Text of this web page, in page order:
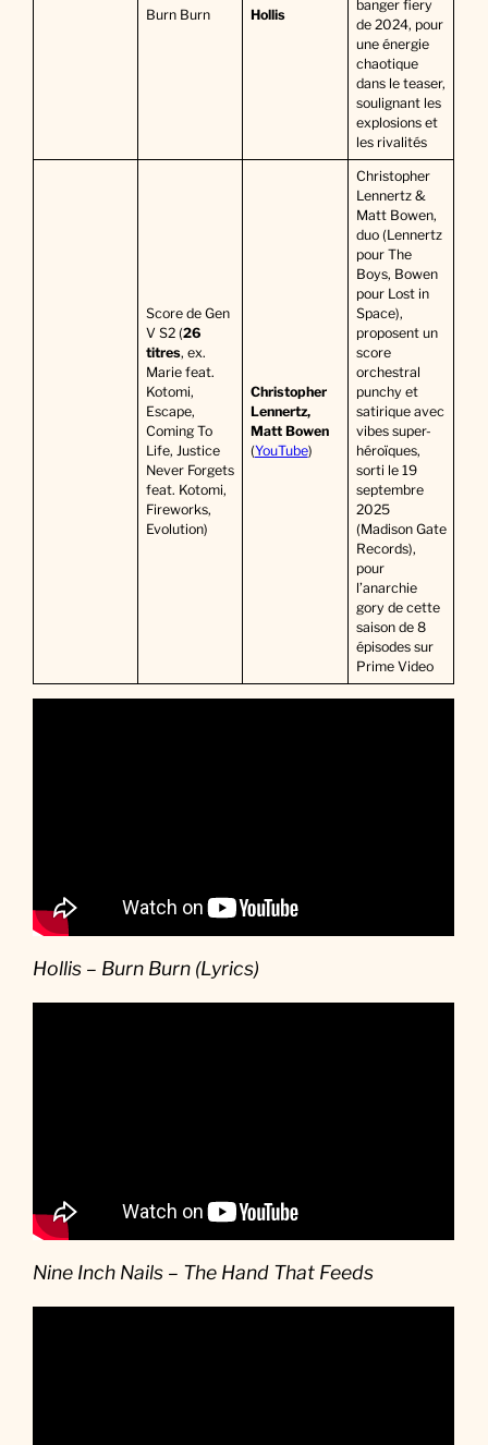
Burn Burn Hollis
banger fiery
de 2024, pour
une énergie
chaotique
dans le teaser,
soulignant les
explosions et
les rivalités
Score de Gen
V S2 (26
titres, ex.
Marie feat.
Kotomi,
Escape,
Coming To
Life, Justice
Never Forgets
feat. Kotomi,
Fireworks,
Evolution)
Christopher
Lennertz,
Matt Bowen
(YouTube)
Christopher
Lennertz &
Matt Bowen,
duo (Lennertz
pour The
Boys, Bowen
pour Lost in
Space),
proposent un
score
orchestral
punchy et
satirique avec
vibes super-
héroïques,
sorti le 19
septembre
2025
(Madison Gate
Records),
pour
l’anarchie
gory de cette
saison de 8
épisodes sur
Prime Video
Hollis – Burn Burn (Lyrics)
Nine Inch Nails – The Hand That Feeds